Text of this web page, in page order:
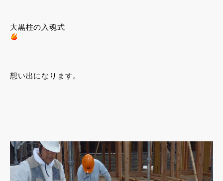
大黒柱の入魂式
想い出になります。